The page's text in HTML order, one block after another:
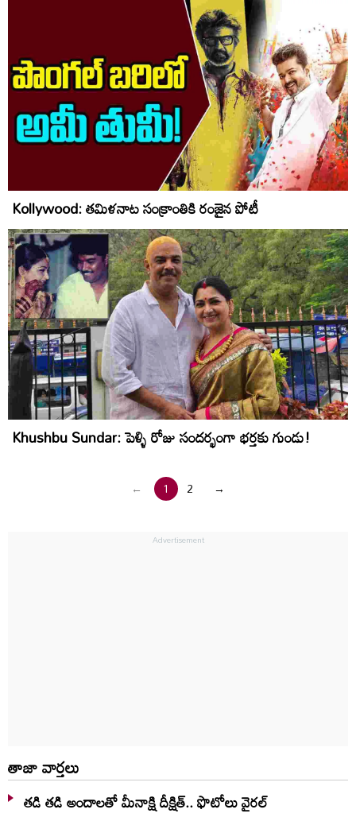
Kollywood: తమిళనాట సంక్రాంతికి రంజైన పోటీ
Khushbu Sundar: పెళ్ళి రోజు సందర్భంగా భర్తకు గుండు!
← 1 2 →
తాజా వార్తలు
తడి తడి అందాలతో మీనాక్షి దీక్షిత్‌.. ఫొటోలు వైరల్